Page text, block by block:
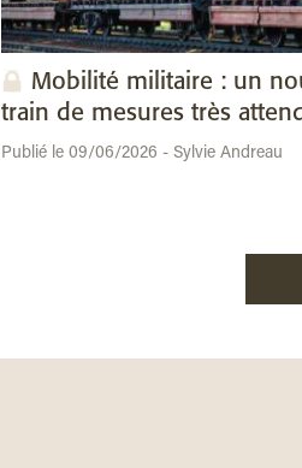
Mobilité militaire : un
train de mesures très
Publié le 09/06/2026 - Sylvie Andreau